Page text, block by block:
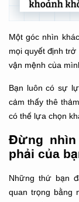
Một góc nhìn
mọi quyết định
vận mệnh của
Bạn luôn có sự
cảm thấy thê
có thể lựa chọn
Đừng
phải của
Những thứ bạn
quan trọng bằng